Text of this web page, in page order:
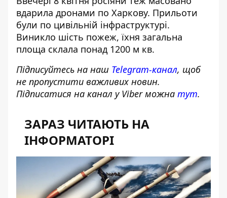
вдарила дронами по Харкову. Прильоти
були по цивільній інфраструктурі.
Виникло шість пожеж, їхня загальна
площа склала понад 1200 м кв.
Підписуйтесь на наш Telegram-канал, щоб
не пропустити важливих новин.
Підписатися на канал у Viber можна тут.
ЗАРАЗ ЧИТАЮТЬ НА
ІНФОРМАТОРІ